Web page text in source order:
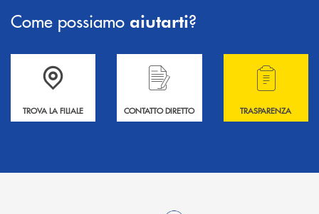
Come possiamo aiutarti?
Accedi all' elenco completo delle filiali .
TROVA LA FILIALE
Hai bisogno di informazioni? Contattaci !
CONTATTO DIRETTO
Hai bisogno di
TRASPARENZA